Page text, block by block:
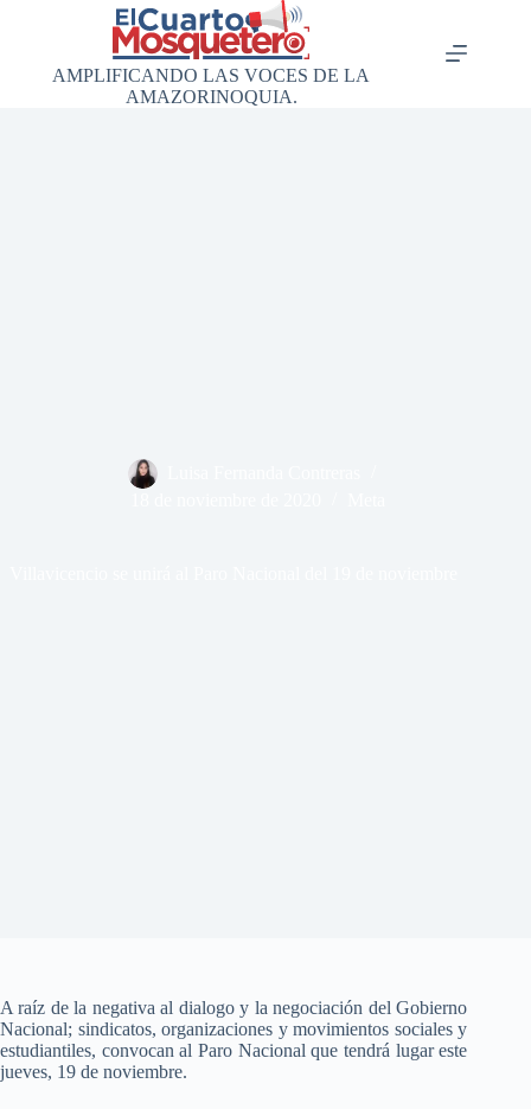
AMPLIFICANDO LAS VOCES DE LA
AMAZORINOQUIA.
A raíz de la negativa al dialogo y la negociación del Gobierno
Nacional; sindicatos, organizaciones y movimientos sociales y
estudiantiles, convocan al Paro Nacional que tendrá lugar este
jueves, 19 de noviembre.